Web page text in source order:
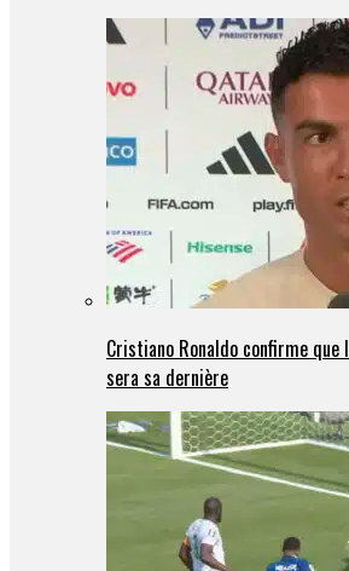
Cristiano Ronaldo confirme que
sera sa dernière